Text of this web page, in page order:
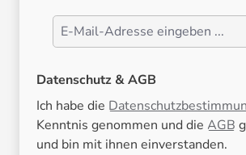
Datenschutz & AGB
Ich habe die
Kenntnis genommen und die AGB
und bin mit ihnen einverstanden.